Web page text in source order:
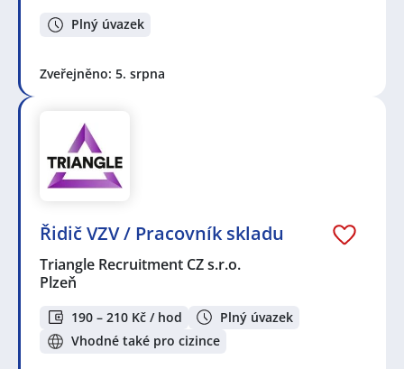
Plný úvazek
Zveřejněno: 5. srpna
Řidič VZV / Pracovník skladu
Triangle Recruitment CZ s.r.o.
Plzeň
190 – 210 Kč / hod
Plný úvazek
Vhodné také pro cizince